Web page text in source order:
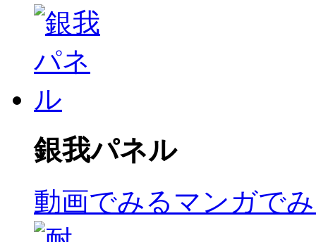
銀我パネル
動画でみる マンガで